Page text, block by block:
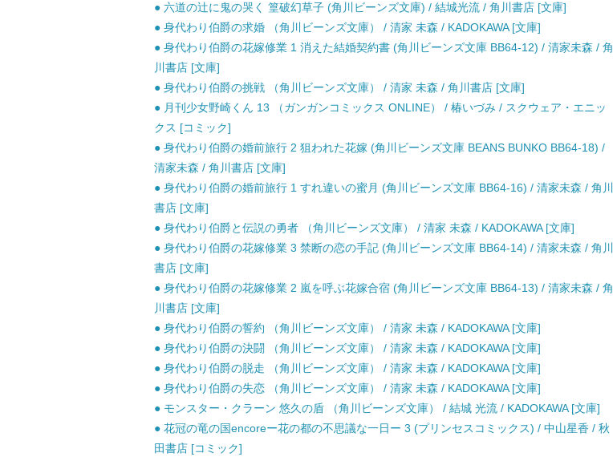
● 六道の辻に鬼の哭く 篁破幻草子 (角川ビーンズ文庫) / 結城光流 / 角川書店 [文庫]
● 身代わり伯爵の求婚 （角川ビーンズ文庫） / 清家 未森 / KADOKAWA [文庫]
● 身代わり伯爵の花嫁修業 1 消えた結婚契約書 (角川ビーンズ文庫 BB64-12) / 清家未森 / 角
川書店 [文庫]
● 身代わり伯爵の挑戦 （角川ビーンズ文庫） / 清家 未森 / 角川書店 [文庫]
● 月刊少女野崎くん 13 （ガンガンコミックス ONLINE） / 椿いづみ / スクウェア・エニッ
クス [コミック]
● 身代わり伯爵の婚前旅行 2 狙われた花嫁 (角川ビーンズ文庫 BEANS BUNKO BB64-18) /
清家未森 / 角川書店 [文庫]
● 身代わり伯爵の婚前旅行 1 すれ違いの蜜月 (角川ビーンズ文庫 BB64-16) / 清家未森 / 角川
書店 [文庫]
● 身代わり伯爵と伝説の勇者 （角川ビーンズ文庫） / 清家 未森 / KADOKAWA [文庫]
● 身代わり伯爵の花嫁修業 3 禁断の恋の手記 (角川ビーンズ文庫 BB64-14) / 清家未森 / 角川
書店 [文庫]
● 身代わり伯爵の花嫁修業 2 嵐を呼ぶ花嫁合宿 (角川ビーンズ文庫 BB64-13) / 清家未森 / 角
川書店 [文庫]
● 身代わり伯爵の誓約 （角川ビーンズ文庫） / 清家 未森 / KADOKAWA [文庫]
● 身代わり伯爵の決闘 （角川ビーンズ文庫） / 清家 未森 / KADOKAWA [文庫]
● 身代わり伯爵の脱走 （角川ビーンズ文庫） / 清家 未森 / KADOKAWA [文庫]
● 身代わり伯爵の失恋 （角川ビーンズ文庫） / 清家 未森 / KADOKAWA [文庫]
● モンスター・クラーン 悠久の盾 （角川ビーンズ文庫） / 結城 光流 / KADOKAWA [文庫]
● 花冠の竜の国encoreー花の都の不思議な一日ー 3 (プリンセスコミックス) / 中山星香 / 秋
田書店 [コミック]